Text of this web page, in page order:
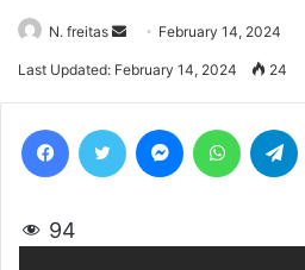
N. freitas
Send
an
February 14, 2024
Last Updated: February 14, 2024 24
94